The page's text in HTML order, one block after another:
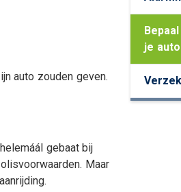
auto zouden geven.
gebaat bij
Maar
je auto